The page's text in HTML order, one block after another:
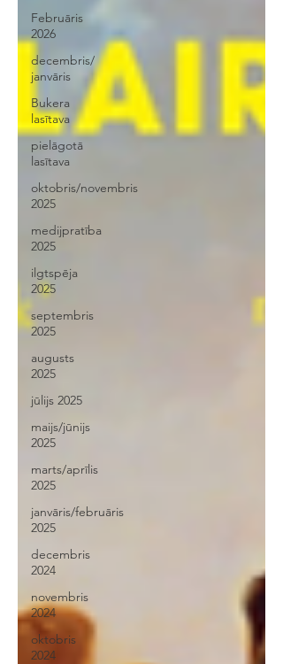
Februāris
2026
decembris/
janvāris
Bukera
lasītava
pielāgotā
lasītava
oktobris/novembris
2025
medijpratība
2025
ilgtspēja
2025
septembris
2025
augusts
2025
jūlijs 2025
maijs/jūnijs
2025
marts/aprīlis
2025
janvāris/februāris
2025
decembris
2024
novembris
2024
oktobris
2024